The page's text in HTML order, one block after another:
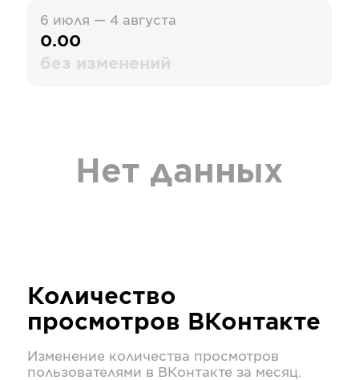
6 июля — 4 августа
0.00
без изменений
Нет данных
Количество
просмотров ВКонтакте
Изменение количества просмотров
пользователями в ВКонтакте за месяц.